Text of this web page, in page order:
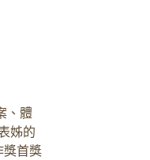
、體
姊的
獎首獎